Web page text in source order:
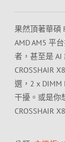
果然頂著華碩
AMD AM5 平
者，甚至是 AI
CROSSHAIR
選，2 x DIMM
干擾。或是你
CROSSHAIR